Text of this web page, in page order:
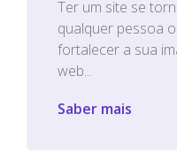
Ter um site se
qualquer pessoa
fortalecer a sua
web...
Saber mais